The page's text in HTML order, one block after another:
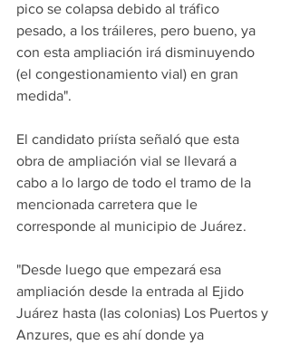
pico se colapsa debido al tráfico
pesado, a los tráileres, pero bueno, ya
con esta ampliación irá disminuyendo
(el congestionamiento vial) en gran
medida".
El candidato priísta señaló que esta
obra de ampliación vial se llevará a
cabo a lo largo de todo el tramo de la
mencionada carretera que le
corresponde al municipio de Juárez.
"Desde luego que empezará esa
ampliación desde la entrada al Ejido
Juárez hasta (las colonias) Los Puertos y
Anzures, que es ahí donde ya